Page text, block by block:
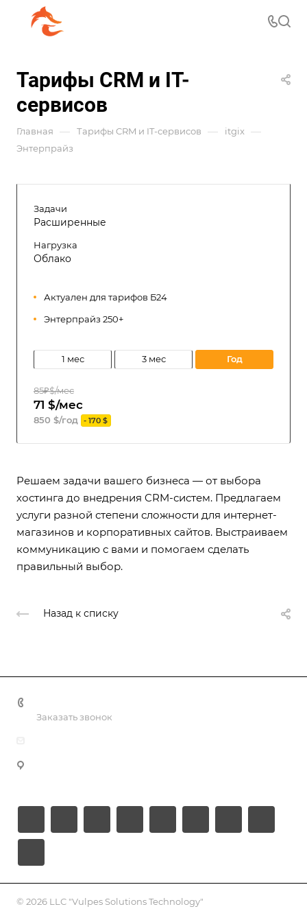
Тарифы CRM и IT-
сервисов
Главная — Тарифы CRM и IT-сервисов — itgix —
Энтерпрайз
Задачи
Расширенные
Нагрузка
Облако
Актуален для тарифов Б24
Энтерпрайз 250+
1 мес 3 мес год
85₽$/мес
71 $/мес
850 $/год - 170 $
Решаем задачи вашего бизнеса — от выбора
хостинга до внедрения CRM-систем. Предлагаем
услуги разной степени сложности для интернет-
магазинов и корпоративных сайтов. Выстраиваем
коммуникацию с вами и помогаем сделать
правильный выбор.
Назад к списку
Заказать звонок
© 2026 LLC "Vulpes Solutions Technology"